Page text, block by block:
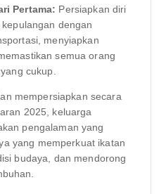
Pertama: Persiapkan diri
dengan
menyiapkan
semua orang
cukup.
mempersiapkan secara
2025, keluarga
pengalaman yang
yang memperkuat ikatan
budaya, dan mendorong